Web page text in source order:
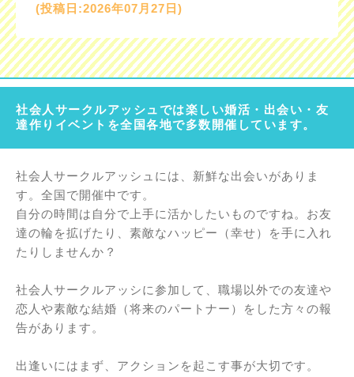
(投稿日:2026年07月27日)
社会人サークルアッシュでは楽しい婚活・出会い・友
達作りイベントを全国各地で多数開催しています。
社会人サークルアッシュには、新鮮な出会いがありま
す。全国で開催中です。
自分の時間は自分で上手に活かしたいものですね。お友
達の輪を拡げたり、素敵なハッピー（幸せ）を手に入れ
たりしませんか？
社会人サークルアッシに参加して、職場以外での友達や
恋人や素敵な結婚（将来のパートナー）をした方々の報
告があります。
出逢いにはまず、アクションを起こす事が大切です。